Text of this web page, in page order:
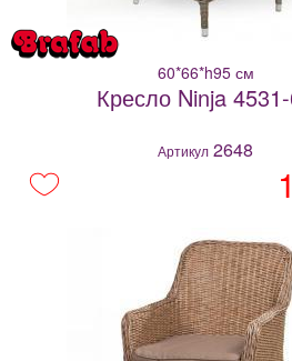
60*66*h95 см
Кресло Ninja
Артикул 2648